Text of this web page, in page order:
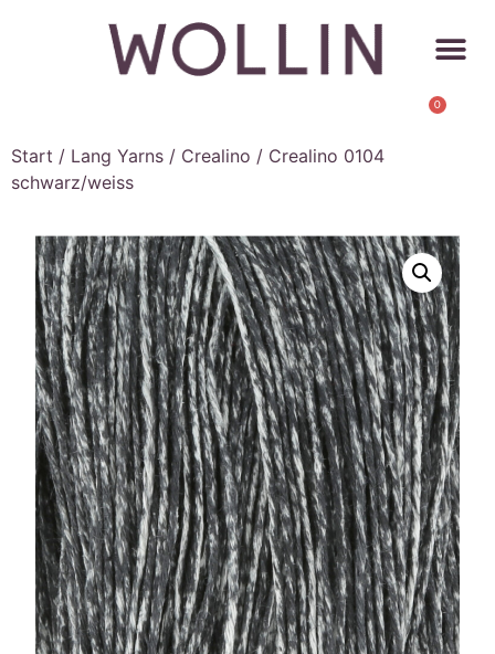
0
Start / Lang Yarns / Crealino / Crealino 0104
schwarz/weiss